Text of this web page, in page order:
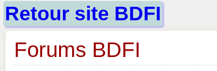
Retour site BDFI
Forums BDFI